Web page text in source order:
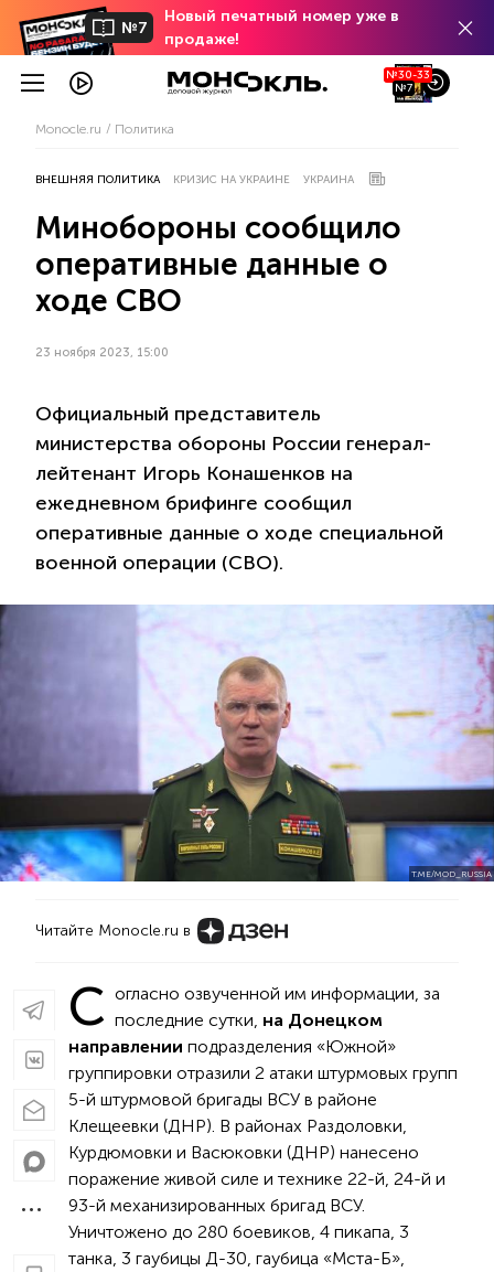
№7
Новый печатный номер уже в
продаже!
№30-33
№7
Monocle.ru Политика
ВНЕШНЯЯ ПОЛИТИКА КРИЗИС НА УКРАИНЕ УКРАИНА
Минобороны сообщило
оперативные данные о
ходе СВО
23 ноября 2023, 15:00
Официальный представитель
министерства обороны России генерал-
лейтенант Игорь Конашенков на
ежедневном брифинге сообщил
оперативные данные о ходе специальной
военной операции (СВО).
T.ME/MOD_RUSSIA
Читайте Monocle.ru в
С огласно озвученной им информации, за
последние сутки, на Донецком
направлении подразделения «Южной»
группировки отразили 2 атаки штурмовых групп
5-й штурмовой бригады ВСУ в районе
Клещеевки (ДНР). В районах Раздоловки,
Курдюмовки и Васюковки (ДНР) нанесено
поражение живой силе и технике 22-й, 24-й и
93-й механизированных бригад ВСУ.
Уничтожено до 280 боевиков, 4 пикапа, 3
танка, 3 гаубицы Д-30, гаубица «Мста-Б»,